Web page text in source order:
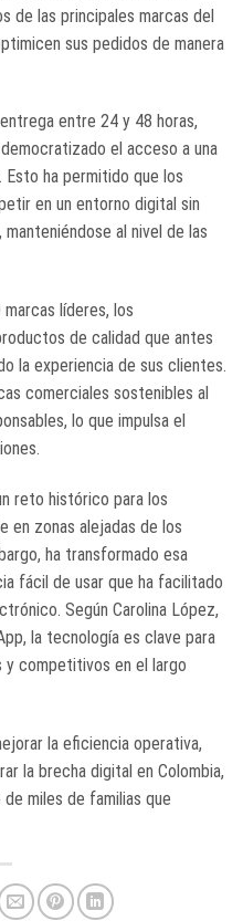
de las principales marcas del
sus pedidos de manera
entre 24 y 48 horas,
el acceso a una
ha permitido que los
en un entorno digital sin
al nivel de las
líderes, los
de calidad que antes
la experiencia de sus clientes.
comerciales sostenibles al
lo que impulsa el
reto histórico para los
en zonas alejadas de los
ha transformado esa
fácil de usar que ha facilitado
Según Carolina López,
la tecnología es clave para
y competitivos en el largo
la eficiencia operativa,
la brecha digital en Colombia,
miles de familias que